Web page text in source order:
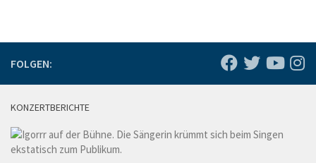
FOLGEN:
KONZERTBERICHTE